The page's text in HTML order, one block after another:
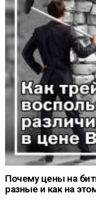
Почему цены на
разные и как на